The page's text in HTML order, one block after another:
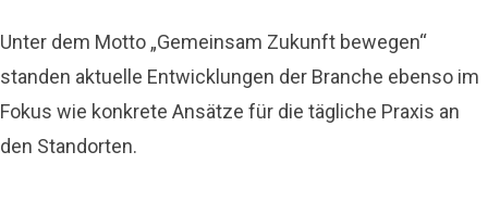
Unter dem Motto „Gemeinsam Zukunft bewegen“
standen aktuelle Entwicklungen der Branche ebenso im
Fokus wie konkrete Ansätze für die tägliche Praxis an
den Standorten.